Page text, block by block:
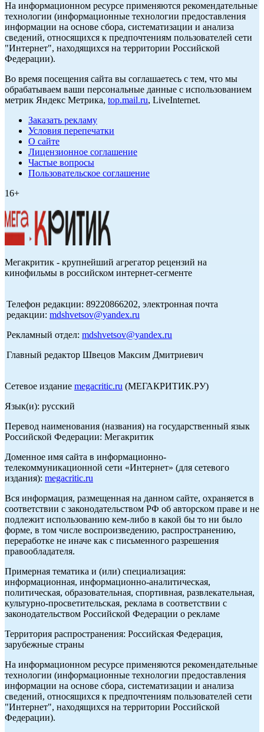
На информационном ресурсе применяются рекомендательные
технологии (информационные технологии предоставления
информации на основе сбора, систематизации и анализа
сведений, относящихся к предпочтениям пользователей сети
"Интернет", находящихся на территории Российской
Федерации).
Во время посещения сайта вы соглашаетесь с тем, что мы
обрабатываем ваши персональные данные с использованием
метрик Яндекс Метрика, top.mail.ru, LiveInternet.
Заказать рекламу
Условия перепечатки
О сайте
Лицензионное соглашение
Частые вопросы
Пользовательское соглашение
16+
Мегакритик - крупнейший агрегатор рецензий на
кинофильмы в российском интернет-сегменте
Телефон редакции: 89220866202, электронная почта
редакции: mdshvetsov@yandex.ru
Рекламный отдел: mdshvetsov@yandex.ru
Главный редактор Швецов Максим Дмитриевич
Сетевое издание megacritic.ru (МЕГАКРИТИК.РУ)
Язык(и): русский
Перевод наименования (названия) на государственный язык
Российской Федерации: Мегакритик
Доменное имя сайта в информационно-
телекоммуникационной сети «Интернет» (для сетевого
издания): megacritic.ru
Вся информация, размещенная на данном сайте, охраняется в
соответствии с законодательством РФ об авторском праве и не
подлежит использованию кем-либо в какой бы то ни было
форме, в том числе воспроизведению, распространению,
переработке не иначе как с письменного разрешения
правообладателя.
Примерная тематика и (или) специализация:
информационная, информационно-аналитическая,
политическая, образовательная, спортивная, развлекательная,
культурно-просветительская, реклама в соответствии с
законодательством Российской Федерации о рекламе
Территория распространения: Российская Федерация,
зарубежные страны
На информационном ресурсе применяются рекомендательные
технологии (информационные технологии предоставления
информации на основе сбора, систематизации и анализа
сведений, относящихся к предпочтениям пользователей сети
"Интернет", находящихся на территории Российской
Федерации).